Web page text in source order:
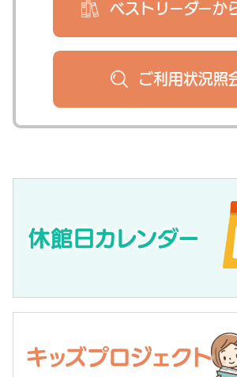
ベストリーダーか
ご利用状況照